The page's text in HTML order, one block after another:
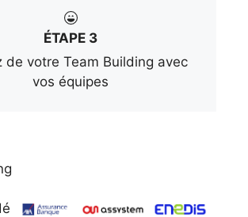
ÉTAPE 3
de votre Team Building avec
vos équipes